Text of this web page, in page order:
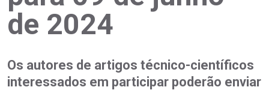
de 2024
Os autores de artigos técnico-científicos
interessados em participar poderão enviar